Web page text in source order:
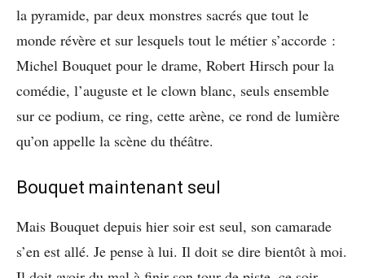
la pyramide, par deux monstres sacrés que tout le
monde révère et sur lesquels tout le métier s’accorde :
Michel Bouquet pour le drame, Robert Hirsch pour la
comédie, l’auguste et le clown blanc, seuls ensemble
sur ce podium, ce ring, cette arène, ce rond de lumière
qu’on appelle la scène du théâtre.
Bouquet maintenant seul
Mais Bouquet depuis hier soir est seul, son camarade
s’en est allé. Je pense à lui. Il doit se dire bientôt à moi.